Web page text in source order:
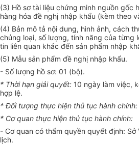
(3) Hồ sơ tài liệu chứng minh nguồn gốc h
hàng hóa đề nghị nhập khẩu (kèm theo
(4) Bản mô tả nội dung, hình ảnh, cách
chủng loại, số lượng, tính năng của từng
tin liên quan khác đến sản phẩm nhập
(5) Mẫu sản phẩm đề nghị nhập khẩu.
- Số lượng hồ sơ: 01 (bộ).
* Thời hạn giải quyết: 10 ngày làm việc,
hợp lệ.
* Đối tượng thực hiện thủ tục hành chính:
* Cơ quan thực hiện thủ tục hành chính:
- Cơ quan có thẩm quyền quyết định: Sở
lịch.